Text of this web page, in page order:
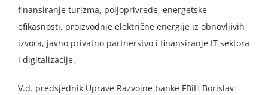
finansiranje turizma, poljoprivrede, energetske
efikasnosti, proizvodnje električne energije iz obnovljivih
izvora, javno privatno partnerstvo i finansiranje IT sektora
i digitalizacije.
V.d. predsjednik Uprave Razvojne banke FBiH Borislav